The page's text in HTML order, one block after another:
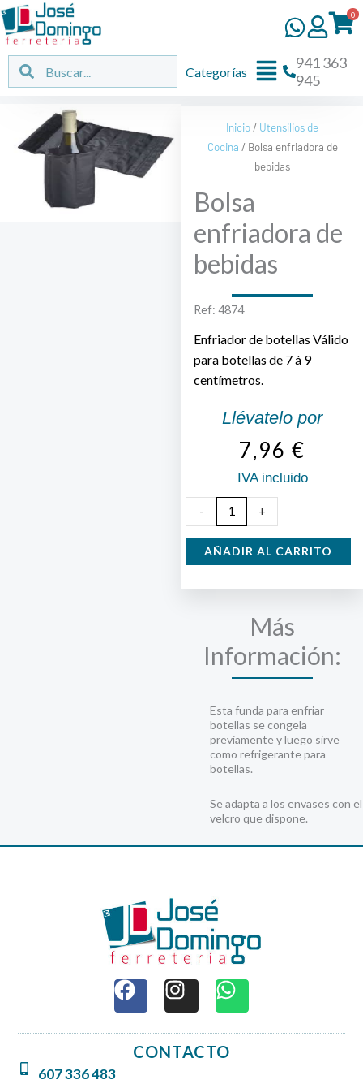
Ir
al
contenido
0
Buscar Buscar
Flyout
Categorías
941 363
945
Inicio / Utensilios de
Cocina / Bolsa enfriadora de
bebidas
Bolsa
enfriadora de
bebidas
Ref: 4874
Enfriador de botellas Válido
para botellas de 7 á 9
centímetros.
Llévatelo por
7,96 €
IVA incluido
-
enfriadora
+
AÑADIR AL CARRITO
Más
Información:
Esta funda para enfriar
botellas se congela
previamente y luego sirve
como refrigerante para
botellas.
Se adapta a los envases con el
velcro que dispone.
F
a
c
e
b
I
n
s
t
a
W
h
a
t
CONTACTO
607 336 483